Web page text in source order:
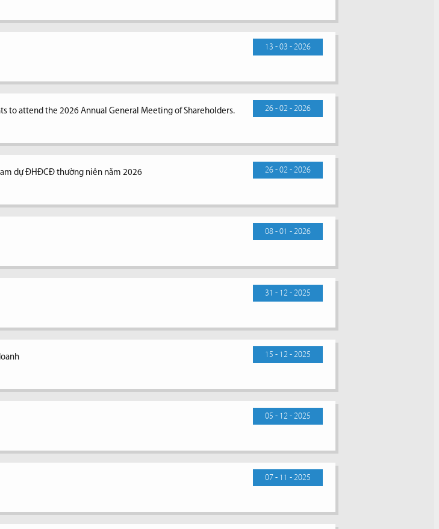
13 - 03 - 2026
26 - 02 - 2026
to attend the 2026 Annual General Meeting of Shareholders.
26 - 02 - 2026
dự ĐHĐCĐ thường niên năm 2026
08 - 01 - 2026
31 - 12 - 2025
15 - 12 - 2025
05 - 12 - 2025
07 - 11 - 2025